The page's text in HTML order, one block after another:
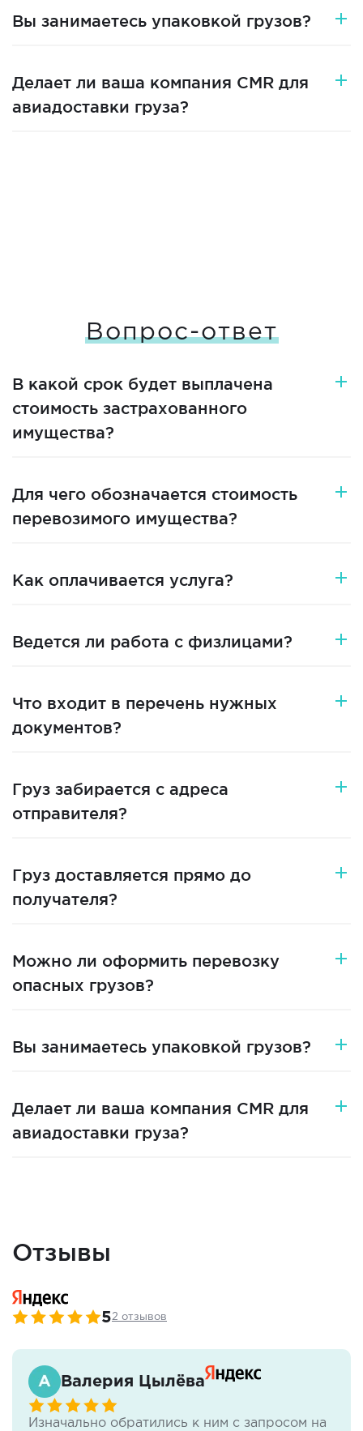
Вы занимаетесь упаковкой грузов?
Делает ли ваша компания CMR для
авиадоставки груза?
Вопрос-ответ
В какой срок будет выплачена
стоимость застрахованного
имущества?
Для чего обозначается стоимость
перевозимого имущества?
Как оплачивается услуга?
Ведется ли работа с физлицами?
Что входит в перечень нужных
документов?
Груз забирается с адреса
отправителя?
Груз доставляется прямо до
получателя?
Можно ли оформить перевозку
опасных грузов?
Вы занимаетесь упаковкой грузов?
Делает ли ваша компания CMR для
авиадоставки груза?
Отзывы
52 отзывов
Валерия Цылёва
Изначально обратились к ним с запросом на